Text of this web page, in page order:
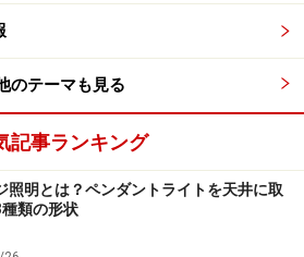
のテーマも見る
記事ランキング
照明とは？ペンダントライトを天井に取
類の形状